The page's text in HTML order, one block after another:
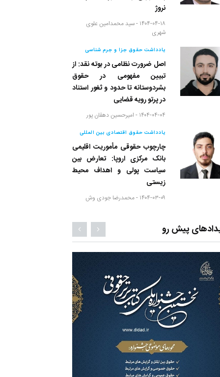
نروژ
۱۴۰۴-۰۴-۱۸ - سید محمدامین علوی
شهری
یادداشت حقوق جزا و جرم شناسی
اصل ضرورت نظامی در بوته نقد: از
تبیین مفهومی در حقوق
بشردوستانه تا حدود و ثغور استناد
در پرتو رویه قضایی
۱۴۰۴-۰۴-۰۴ - امیرحسین دهقان پور
یادداشت حقوق اقتصادی بین المللی
چارچوب حقوقی مأموریت اقلیمی
بانک مرکزی اروپا: تعارض بین
سیاست پولی و اهداف محیط
زیستی
۱۴۰۴-۰۳-۰۹ - محمدرضا جودی وش
پیش رو